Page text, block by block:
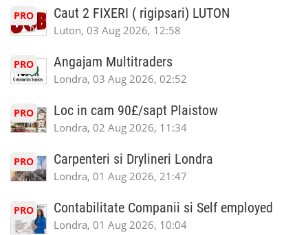
PRO Caut 2 FIXERI ( rigipsari) LUTON
Luton, 03 Aug 2026, 12:58
PRO Angajam Multitraders
Londra, 03 Aug 2026, 02:52
PRO Loc in cam 90£/sapt Plaistow
Londra, 02 Aug 2026, 11:34
PRO Carpenteri si Drylineri Londra
Londra, 01 Aug 2026, 21:47
PRO Contabilitate Companii si Self employed
Londra, 01 Aug 2026, 10:04